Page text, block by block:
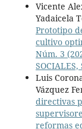
Vicente
Yadaicela
Prototipo
cultivo
Núm. 3
SOCIALES,
Luis
Vázquez
directivas
reformas